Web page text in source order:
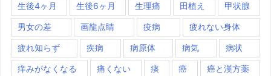
生後4ヶ月 生後6ヶ月 生理痛 田植え 甲状腺
男女の差 画龍点睛 疫病 疲れない身体
疲れ知らず 疾病 病原体 病気 病状
痒みがなくなる 痛くない 痰 癌 癌と漢方薬